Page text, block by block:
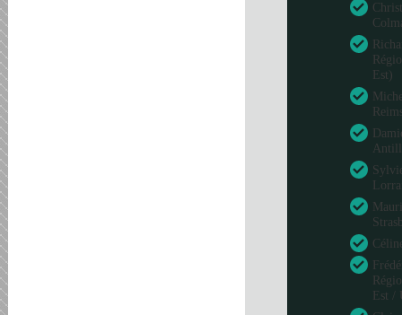
Est)
Est